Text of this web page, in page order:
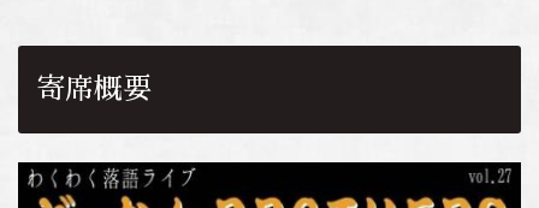
寄席概要